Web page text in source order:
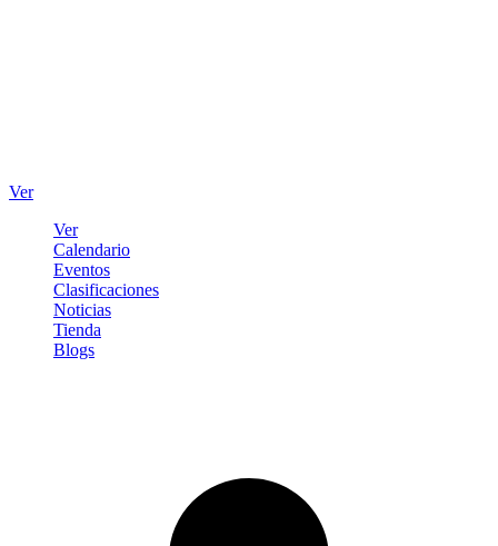
Ver
Ver
Calendario
Eventos
Clasificaciones
Noticias
Tienda
Blogs